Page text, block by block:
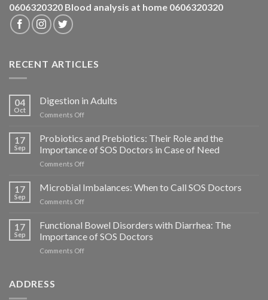
0606320320 Blood analysis at home 0606320320
RECENT ARTICLES
04
Oct
Digestion in Adults
Comments Offon
Digestion
l’Adulte
17
Sep
Probiotics and Prebiotics: Their Role and the
Importance of SOS Doctors in Case of Need
Comments Offon
et
Rôle
et
17
Sep
Microbial Imbalances: When to Call SOS Doctors
Comments Offon
Microbiens
Quand
Faire
17
Sep
Functional Bowel Disorders with Diarrhea: The
Importance of SOS Doctors
Comments Offon
ADDRESS